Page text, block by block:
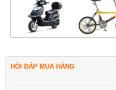
HỎI ĐÁP MUA HÀNG